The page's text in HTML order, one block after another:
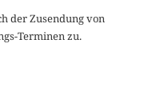
der Zusendung von
Terminen zu.